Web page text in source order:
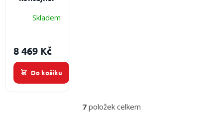
UN EX -
kontejner
vhodný na
skladování
a přepravu
Skladem
8 469 Kč
Do košíku
O
7 položek celkem